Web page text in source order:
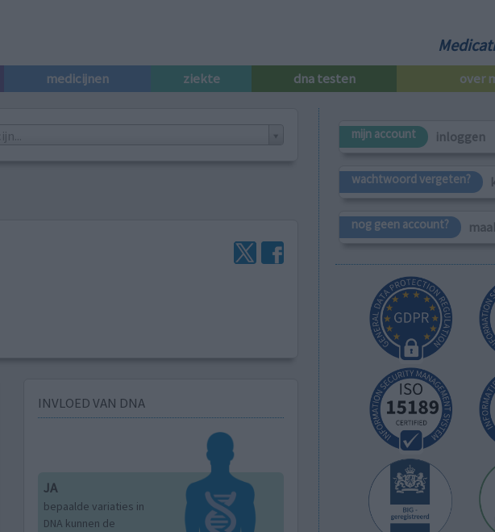
medicijnen ziekte dna testen over
INVLOED VAN DNA
JA
bepaalde variaties in
DNA kunnen de
mijn account inloggen
wachtwoord vergeten?
nog geen account?